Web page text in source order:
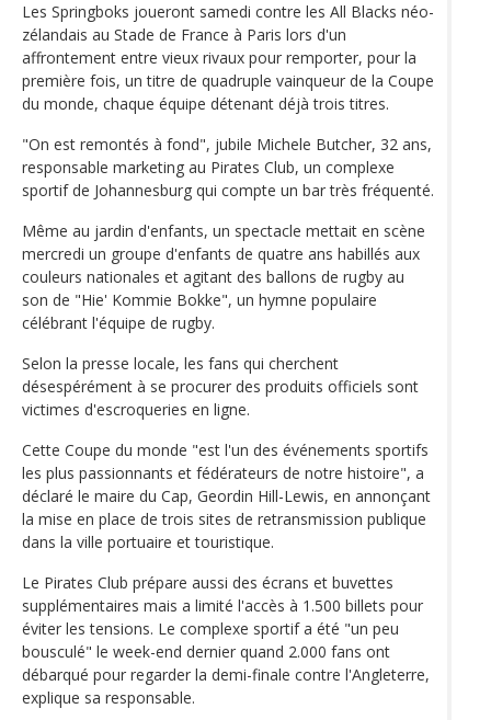
Les Springboks joueront samedi contre les All Blacks néo-
zélandais au Stade de France à Paris lors d'un
affrontement entre vieux rivaux pour remporter, pour la
première fois, un titre de quadruple vainqueur de la Coupe
du monde, chaque équipe détenant déjà trois titres.
"On est remontés à fond", jubile Michele Butcher, 32 ans,
responsable marketing au Pirates Club, un complexe
sportif de Johannesburg qui compte un bar très fréquenté.
Même au jardin d'enfants, un spectacle mettait en scène
mercredi un groupe d'enfants de quatre ans habillés aux
couleurs nationales et agitant des ballons de rugby au
son de "Hie' Kommie Bokke", un hymne populaire
célébrant l'équipe de rugby.
Selon la presse locale, les fans qui cherchent
désespérément à se procurer des produits officiels sont
victimes d'escroqueries en ligne.
Cette Coupe du monde "est l'un des événements sportifs
les plus passionnants et fédérateurs de notre histoire", a
déclaré le maire du Cap, Geordin Hill-Lewis, en annonçant
la mise en place de trois sites de retransmission publique
dans la ville portuaire et touristique.
Le Pirates Club prépare aussi des écrans et buvettes
supplémentaires mais a limité l'accès à 1.500 billets pour
éviter les tensions. Le complexe sportif a été "un peu
bousculé" le week-end dernier quand 2.000 fans ont
débarqué pour regarder la demi-finale contre l'Angleterre,
explique sa responsable.